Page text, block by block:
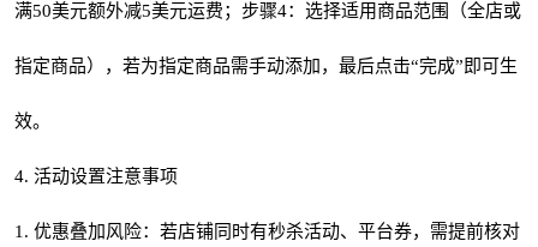
满50美元额外减5美元运费；步骤4：选择适用商品范围（全店或
指定商品），若为指定商品需手动添加，最后点击“完成”即可生
效。
4. 活动设置注意事项
1. 优惠叠加风险：若店铺同时有秒杀活动、平台券，需提前核对